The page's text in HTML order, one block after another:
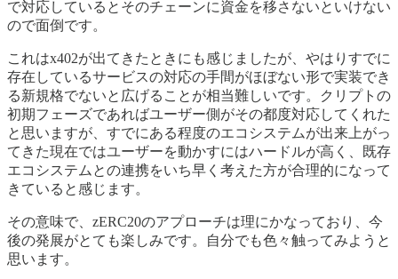
で対応しているとそのチェーンに資金を移さないといけない
ので面倒です。
これはx402が出てきたときにも感じましたが、やはりすでに
存在しているサービスの対応の手間がほぼない形で実装でき
る新規格でないと広げることが相当難しいです。クリプトの
初期フェーズであればユーザー側がその都度対応してくれた
と思いますが、すでにある程度のエコシステムが出来上がっ
てきた現在ではユーザーを動かすにはハードルが高く、既存
エコシステムとの連携をいち早く考えた方が合理的になって
きていると感じます。
その意味で、zERC20のアプローチは理にかなっており、今
後の発展がとても楽しみです。自分でも色々触ってみようと
思います。